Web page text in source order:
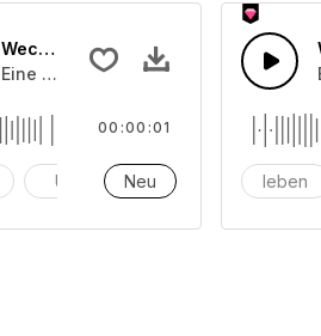
Wecker 33
Eine Ansammlung von
Uhr Alarm
00:00:01
Neu leben